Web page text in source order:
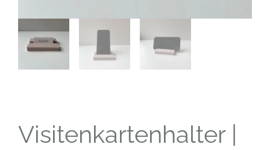
Visitenkartenhalter |